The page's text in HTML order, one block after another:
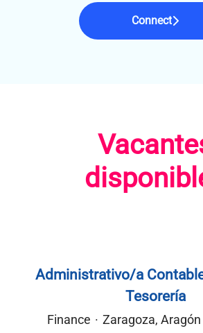
Connect
Administrativo/a
Tesorería
Finance · Zaragoza, Aragón